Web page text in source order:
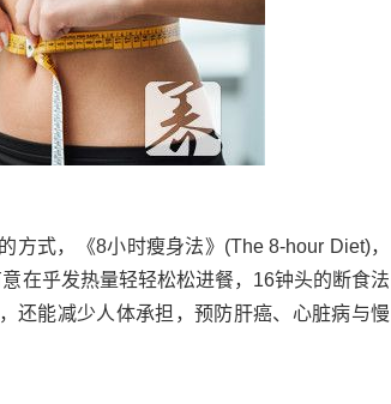
式，《8小时瘦身法》(The 8-hour Diet)，
在乎发热量轻轻松松进餐，16钟头的断食法
还能减少人体承担，预防肝癌、心脏病与慢